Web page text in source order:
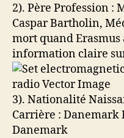
2). Père Profession :
Caspar Bartholin,
mort quand
information claire
3). Nationalité
Carrière : Danemark
Danemark